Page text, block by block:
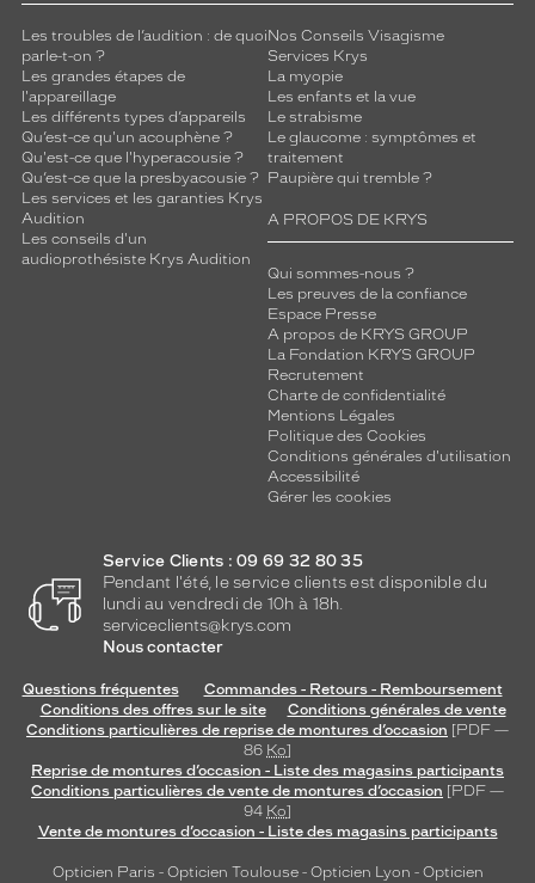
Les troubles de l’audition : de quoi
parle-t-on ?
Les grandes étapes de
l'appareillage
Les différents types d’appareils
Qu’est-ce qu'un acouphène ?
Qu'est-ce que l'hyperacousie ?
Qu’est-ce que la presbyacousie ?
Les services et les garanties Krys
Audition
Les conseils d'un
audioprothésiste Krys Audition
Nos Conseils Visagisme
Services Krys
La myopie
Les enfants et la vue
Le strabisme
Le glaucome : symptômes et
traitement
Paupière qui tremble ?
A PROPOS DE KRYS
Qui sommes-nous ?
Les preuves de la confiance
Espace Presse
A propos de KRYS GROUP
La Fondation KRYS GROUP
Recrutement
Charte de confidentialité
Mentions Légales
Politique des Cookies
Conditions générales d'utilisation
Accessibilité
Gérer les cookies
Service Clients : 09 69 32 80 35
Pendant l'été, le service clients est disponible du
lundi au vendredi de 10h à 18h.
serviceclients@krys.com
Nous contacter
Questions fréquentes
Commandes - Retours - Remboursement
Conditions des offres sur le site
Conditions générales de vente
Conditions particulières de reprise de montures d’occasion [PDF —
86 Ko]
Reprise de montures d’occasion - Liste des magasins participants
Conditions particulières de vente de montures d’occasion [PDF —
94 Ko]
Vente de montures d’occasion - Liste des magasins participants
Opticien Paris - Opticien Toulouse- Opticien Lyon - Opticien